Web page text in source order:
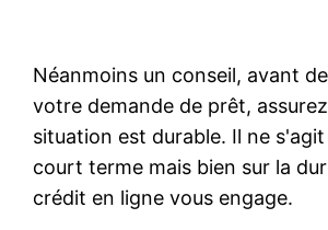
Néanmoins un conseil, avant
votre demande de prêt,
situation est durable. Il ne
court terme mais bien sur la
crédit en ligne vous engage.